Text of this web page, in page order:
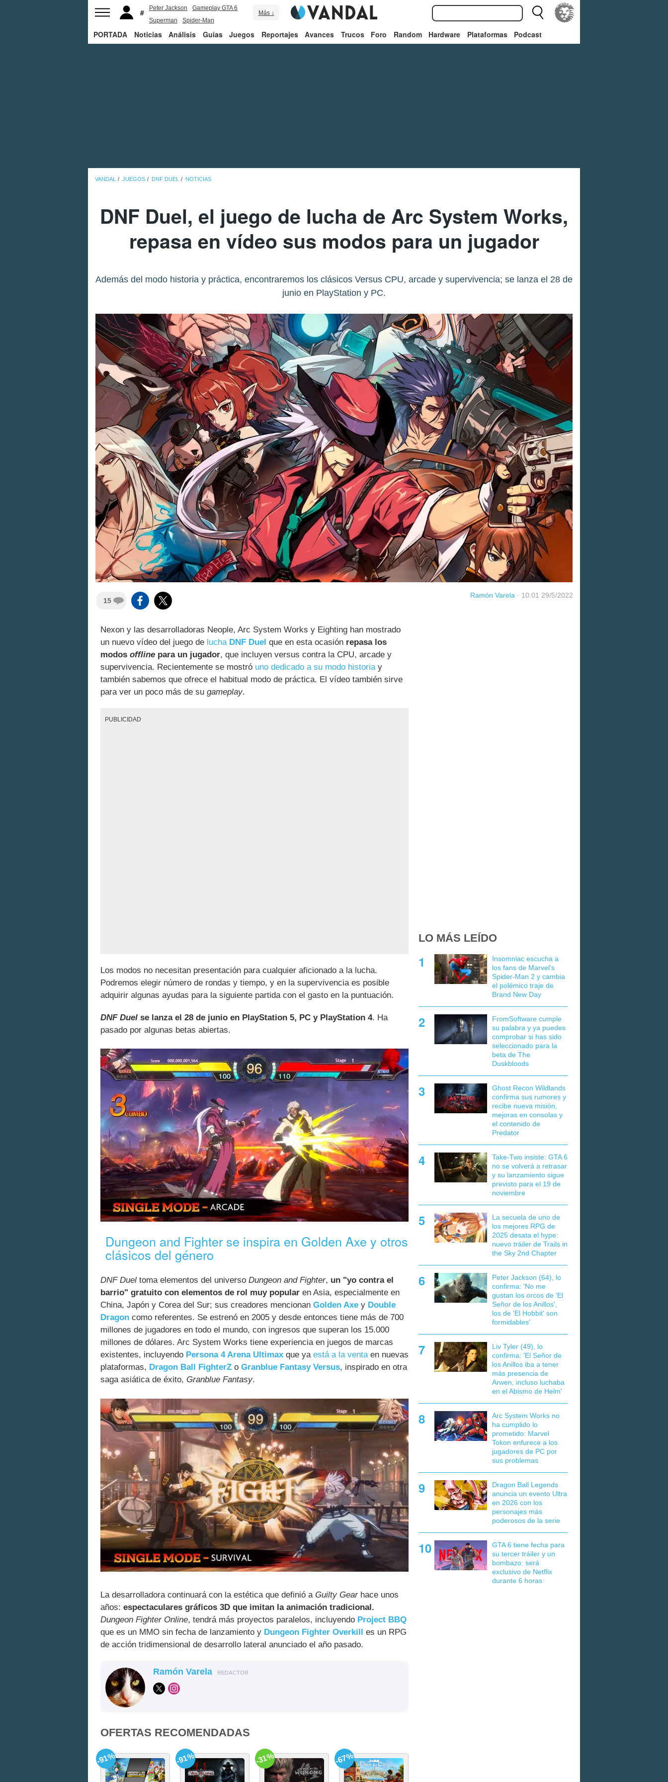
Peter Jackson
Gameplay GTA 6
Superman
Spider-Man
Más ↓
PORTADA Noticias Análisis Guías Juegos Reportajes Avances Trucos Foro Random Hardware Plataformas Podcast
VANDAL JUEGOS DNF DUEL NOTICIAS
DNF Duel, el juego de lucha de Arc System Works,
repasa en vídeo sus modos para un jugador
Además del modo historia y práctica, encontraremos los clásicos Versus CPU, arcade y supervivencia; se lanza el 28 de
junio en PlayStation y PC.
15
Ramón Varela · 10:01 29/5/2022
Nexon y las desarrolladoras Neople, Arc System Works y Eighting han mostrado
un nuevo vídeo del juego de lucha DNF Duel que en esta ocasión repasa los
modos offline para un jugador, que incluyen versus contra la CPU, arcade y
supervivencia. Recientemente se mostró uno dedicado a su modo historiay
también sabemos que ofrece el habitual modo de práctica. El vídeo también sirve
para ver un poco más de su gameplay.
PUBLICIDAD
Los modos no necesitan presentación para cualquier aficionado a la lucha.
Podremos elegir número de rondas y tiempo, y en la supervivencia es posible
adquirir algunas ayudas para la siguiente partida con el gasto en la puntuación.
DNF Duel se lanza el 28 de junio en PlayStation 5, PC y PlayStation 4. Ha
pasado por algunas betas abiertas.
Dungeon and Fighter se inspira en Golden Axe y otros
clásicos del género
DNF Duel toma elementos del universo Dungeon and Fighter, un "yo contra el
barrio" gratuito con elementos de rol muy popular en Asia, especialmente en
China, Japón y Corea del Sur; sus creadores mencionan Golden Axe y Double
Dragon como referentes. Se estrenó en 2005 y desde entonces tiene más de 700
millones de jugadores en todo el mundo, con ingresos que superan los 15.000
millones de dólares. Arc System Works tiene experiencia en juegos de marcas
existentes, incluyendo Persona 4 Arena Ultimax que ya está a la ventaen nuevas
plataformas, Dragon Ball FighterZ o Granblue Fantasy Versus, inspirado en otra
saga asiática de éxito, Granblue Fantasy.
La desarrolladora continuará con la estética que definió a Guilty Gearhace unos
años: espectaculares gráficos 3D que imitan la animación tradicional.
Dungeon Fighter Online, tendrá más proyectos paralelos, incluyendo Project BBQ
que es un MMO sin fecha de lanzamiento y Dungeon Fighter Overkill es un RPG
de acción tridimensional de desarrollo lateral anunciado el año pasado.
Ramón Varela REDACTOR
OFERTAS RECOMENDADAS
-91% -91% -31% -67%
LO MÁS LEÍDO
Insomniac escucha a
los fans de Marvel's
Spider-Man 2 y cambia
el polémico traje de
Brand New Day
FromSoftware cumple
su palabra y ya puedes
comprobar si has sido
seleccionado para la
beta de The
Duskbloods
Ghost Recon Wildlands
confirma sus rumores y
recibe nueva misión,
mejoras en consolas y
el contenido de
Predator
Take-Two insiste: GTA 6
no se volverá a retrasar
y su lanzamiento sigue
previsto para el 19 de
noviembre
La secuela de uno de
los mejores RPG de
2025 desata el hype:
nuevo tráiler de Trails in
the Sky 2nd Chapter
Peter Jackson (64), lo
confirma: 'No me
gustan los orcos de 'El
Señor de los Anillos',
los de 'El Hobbit' son
formidables'
Liv Tyler (49), lo
confirma: 'El Señor de
los Anillos iba a tener
más presencia de
Arwen, incluso luchaba
en el Abismo de Helm'
Arc System Works no
ha cumplido lo
prometido: Marvel
Tokon enfurece a los
jugadores de PC por
sus problemas
Dragon Ball Legends
anuncia un evento Ultra
en 2026 con los
personajes más
poderosos de la serie
GTA 6 tiene fecha para
su tercer tráiler y un
bombazo: será
exclusivo de Netflix
durante 6 horas